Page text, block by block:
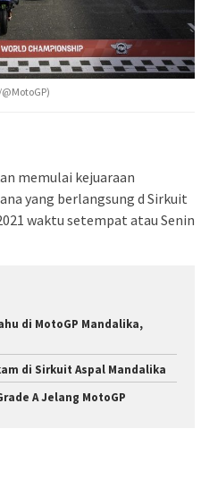
memulai kejuaraan
yang berlangsung d Sirkuit
waktu setempat atau Senin
di MotoGP Mandalika,
di Sirkuit Aspal Mandalika
A Jelang MotoGP